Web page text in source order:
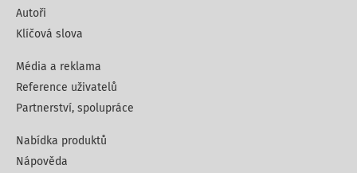
Autoři
Klíčová slova
Média a reklama
Reference uživatelů
Partnerství, spolupráce
Nabídka produktů
Nápověda